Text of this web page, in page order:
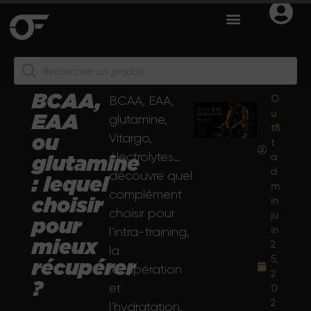
BCAA,
EAA
ou
glutamine
: lequel
choisir
pour
mieux
récupérer
?
BCAA, EAA,
glutamine,
Vitargo,
électrolytes…
découvre quel
complément
choisir pour
l’intra-training,
la
récupération
et
l’hydratation.
O
u
tfi
t
a
d
m
in
ju
in
2
5,
2
0
2